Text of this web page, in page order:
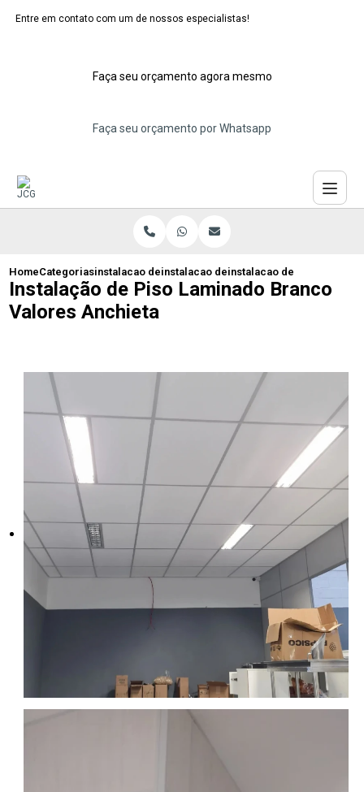
Entre em contato com um de nossos especialistas!
Faça seu orçamento agora mesmo
Faça seu orçamento por Whatsapp
HomeCategoriasinstalacao de pisos laminados
instalacao de piso laminado abc
instalacao de piso
Instalação de Piso Laminado Branco
Valores Anchieta